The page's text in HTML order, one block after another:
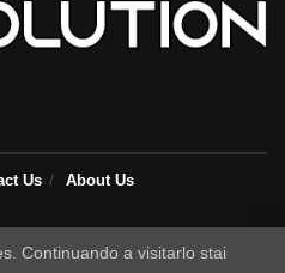
Us About Us
Continuando a visitarlo stai